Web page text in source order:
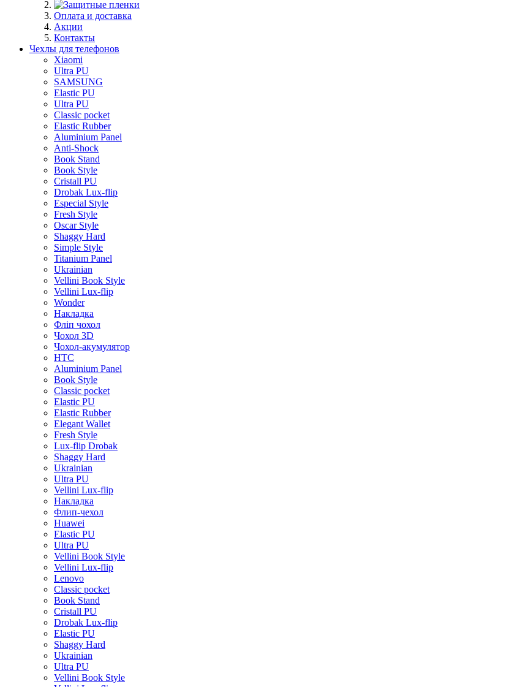
Оплата и доставка
Акции
Контакты
Чехлы для телефонов
Xiaomi
Ultra PU
SAMSUNG
Elastic PU
Ultra PU
Classic pocket
Elastic Rubber
Aluminium Panel
Anti-Shock
Book Stand
Book Style
Cristall PU
Drobak Lux-flip
Especial Style
Fresh Style
Oscar Style
Shaggy Hard
Simple Style
Titanium Panel
Ukrainian
Vellini Book Style
Vellini Lux-flip
Wonder
Накладка
Фліп чохол
Чохол 3D
Чохол-акумулятор
HTC
Aluminium Panel
Book Style
Classic pocket
Elastic PU
Elastic Rubber
Elegant Wallet
Fresh Style
Lux-flip Drobak
Shaggy Hard
Ukrainian
Ultra PU
Vellini Lux-flip
Накладка
Флип-чехол
Huawei
Elastic PU
Ultra PU
Vellini Book Style
Vellini Lux-flip
Lenovo
Classic pocket
Book Stand
Cristall PU
Drobak Lux-flip
Elastic PU
Shaggy Hard
Ukrainian
Ultra PU
Vellini Book Style